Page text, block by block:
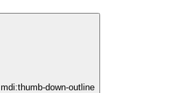
mdi:thumb-down-outline